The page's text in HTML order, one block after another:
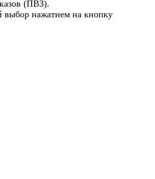
(ПВЗ).
выбор нажатием на кнопку